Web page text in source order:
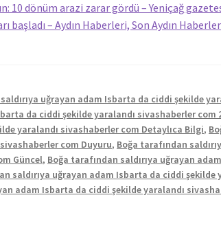
10 dönüm arazi zarar gördü – Yeniçağ
başladı – Aydın Haberleri, Son Aydın
uğrayan adam Isbarta da ciddi şekilde
da ciddi şekilde yaralandı sivashaberler com
yaralandı sivashaberler com Detaylıca Bilgi,
com Duyuru, Boğa tarafından
Güncel, Boğa tarafından saldırıya uğrayan
saldırıya uğrayan adam Isbarta da ciddi şekilde
adam Isbarta da ciddi şekilde yaralandı